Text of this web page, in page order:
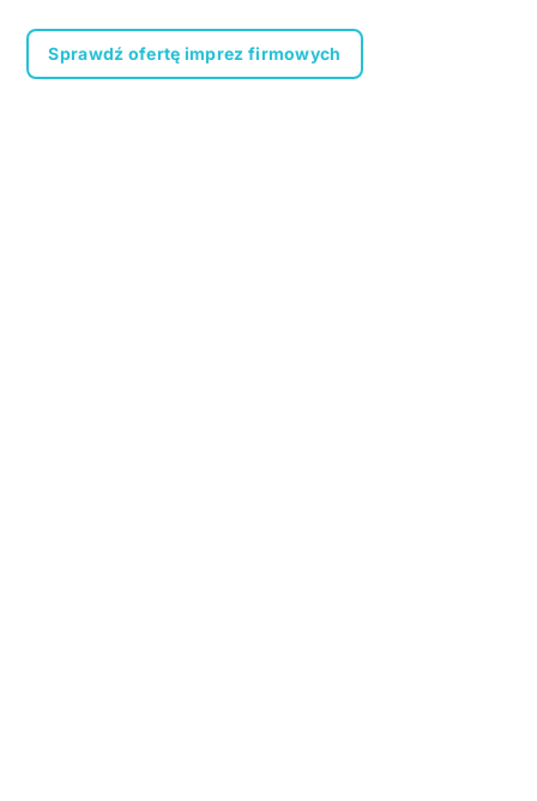
Sprawdź ofertę imprez firmowych